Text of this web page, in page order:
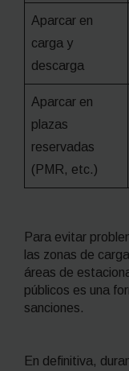
Aparcar en
carga y
descarga
Aparcar en
plazas
reservadas
(PMR, etc.)
Para evitar
las zonas de
áreas de
públicos es una
sanciones.
En definitiva,